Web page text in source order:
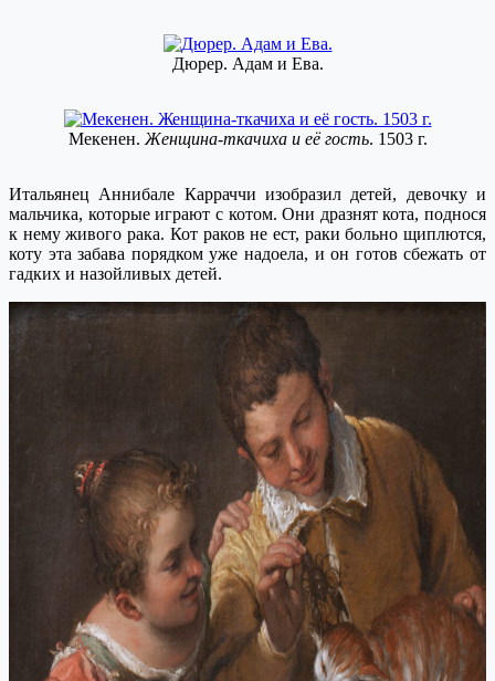
Дюрер. Адам и Ева.
Мекенен. Женщина-ткачиха и её гость. 1503 г.
Итальянец Аннибале Карраччи изобразил детей, девочку и
мальчика, которые играют с котом. Они дразнят кота, поднося
к нему живого рака. Кот раков не ест, раки больно щиплются,
коту эта забава порядком уже надоела, и он готов сбежать от
гадких и назойливых детей.